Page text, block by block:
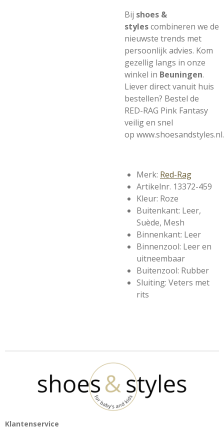
Bij shoes &
stylescombineren we de
nieuwste trends met
persoonlijk advies. Kom
gezellig langs in onze
winkel in Beuningen.
Liever direct vanuit huis
bestellen? Bestel de
RED-RAG Pink Fantasy
veilig en snel
op www.shoesandstyles.nl.
Merk: Red-Rag
Artikelnr. 13372-459
Kleur: Roze
Buitenkant: Leer,
Suède, Mesh
Binnenkant: Leer
Binnenzool: Leer en
uitneembaar
Buitenzool: Rubber
Sluiting: Veters met
rits
Klantenservice